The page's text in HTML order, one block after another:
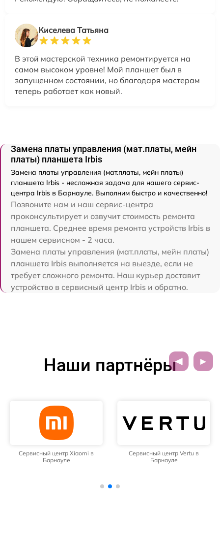
Киселева Татьяна
В этой мастерской техника ремонтируется на
самом высоком уровне! Мой планшет был в
запущенном состоянии, но благодаря мастерам
теперь работает как новый.
Замена платы управления (мат.платы, мейн
платы) планшета Irbis
Замена платы управления (мат.платы, мейн платы)
планшета Irbis - несложная задача для нашего сервис-
центра Irbis в Барнауле. Выполним быстро и качественно!
Позвоните нам и наш сервис-центра
проконсультирует и озвучит стоимость ремонта
планшета. Среднее время ремонта устройств Irbis в
нашем сервисном - 2 часа.
Замена платы управления (мат.платы, мейн платы)
планшета Irbis выполняется на выезде, если не
требует сложного ремонта. Наш курьер доставит
устройство в сервисный центр Irbis и обратно.
Наши партнёры
Сервисный центр Xiaomi в
Барнауле
Сервисный центр Vertu в
Барнауле